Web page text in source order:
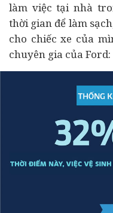
làm việc tại nhà
thời gian để làm
cho chiếc xe của
chuyên gia của Ford: